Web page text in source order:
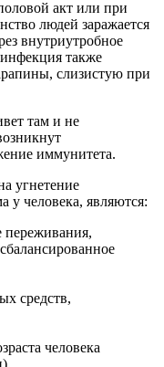
акт или при
людей заражается
внутриутробное
также
слизистую при
там и не
иммунитета.
угнетение
у человека, являются:
переживания,
средств,
человека